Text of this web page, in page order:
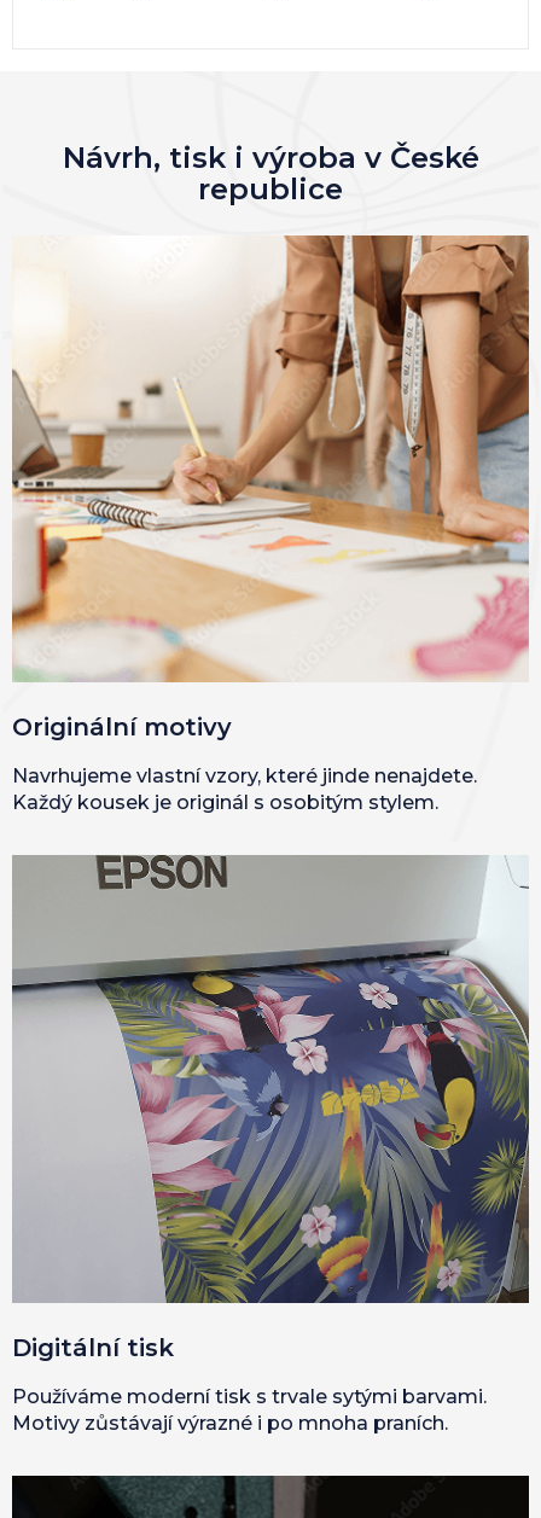
Návrh, tisk i výroba v České
republice
Originální motivy
Navrhujeme vlastní vzory, které jinde nenajdete.
Každý kousek je originál s osobitým stylem.
Digitální tisk
Používáme moderní tisk s trvale sytými barvami.
Motivy zůstávají výrazné i po mnoha praních.